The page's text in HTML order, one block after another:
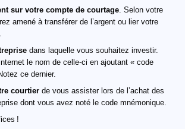
sur votre compte de courtage. Selon votre
amené à transférer de l’argent ou lier votre
dans laquelle vous souhaitez investir.
le nom de celle-ci en ajoutant « code
ce dernier.
courtier de vous assister lors de l’achat des
dont vous avez noté le code mnémonique.
!